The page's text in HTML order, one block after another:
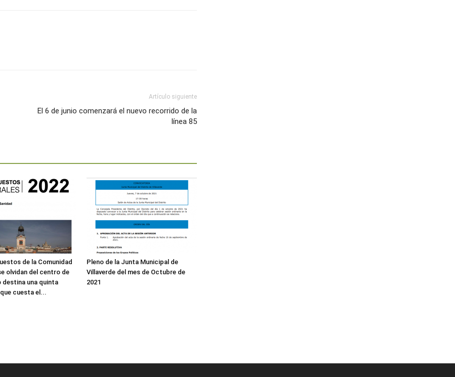
Artículo siguiente
El 6 de junio comenzará el nuevo recorrido de la
línea 85
de la Comunidad
olvidan del centro de
destina una quinta
cuesta el...
Pleno de la Junta Municipal de
Villaverde del mes de Octubre de
2021